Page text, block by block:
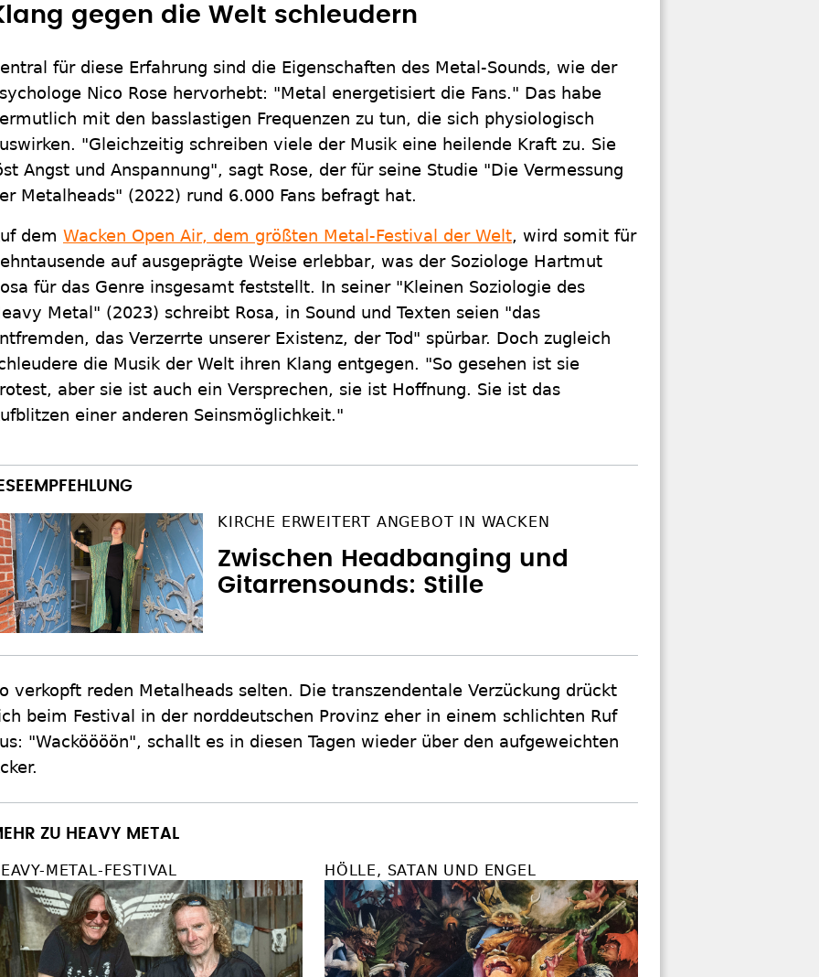
gegen die Welt schleudern
für diese Erfahrung sind die Eigenschaften des Metal-Sounds, wie der
Nico Rose hervorhebt: "Metal energetisiert die Fans." Das habe
mit den basslastigen Frequenzen zu tun, die sich physiologisch
"Gleichzeitig schreiben viele der Musik eine heilende Kraft zu. Sie
Angst und Anspannung", sagt Rose, der für seine Studie "Die Vermessung
Metalheads" (2022) rund 6.000 Fans befragt hat.
dem Wacken Open Air, dem größten Metal-Festival der Welt, wird somit für
auf ausgeprägte Weise erlebbar, was der Soziologe Hartmut
für das Genre insgesamt feststellt. In seiner "Kleinen Soziologie des
Metal" (2023) schreibt Rosa, in Sound und Texten seien "das
das Verzerrte unserer Existenz, der Tod" spürbar. Doch zugleich
die Musik der Welt ihren Klang entgegen. "So gesehen ist sie
aber sie ist auch ein Versprechen, sie ist Hoffnung. Sie ist das
einer anderen Seinsmöglichkeit."
KIRCHE ERWEITERT ANGEBOT IN WACKEN
Zwischen Headbanging und
Gitarrensounds: Stille
verkopft reden Metalheads selten. Die transzendentale Verzückung drückt
beim Festival in der norddeutschen Provinz eher in einem schlichten Ruf
"Wacköööön", schallt es in diesen Tagen wieder über den aufgeweichten
ZU HEAVY METAL
METAL-FESTIVAL HÖLLE, SATAN UND ENGEL